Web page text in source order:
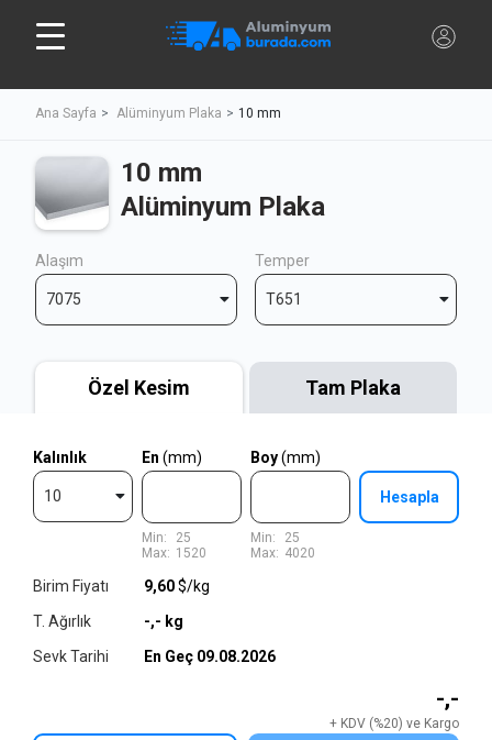
Ana Sayfa Alüminyum Plaka 10 mm
10 mm
Alüminyum Plaka
Alaşım
7075
Temper
T651
Özel Kesim Tam Plaka
Kalınlık
10
En (mm)
Min:
Max:
25
1520
Boy(mm)
Min:
Max:
25
4020
Hesapla
-,-
+ KDV (%20) ve Kargo
Birim Fiyatı
T. Ağırlık
Sevk Tarihi
9,60$/kg
-,- kg
En Geç 09.08.2026